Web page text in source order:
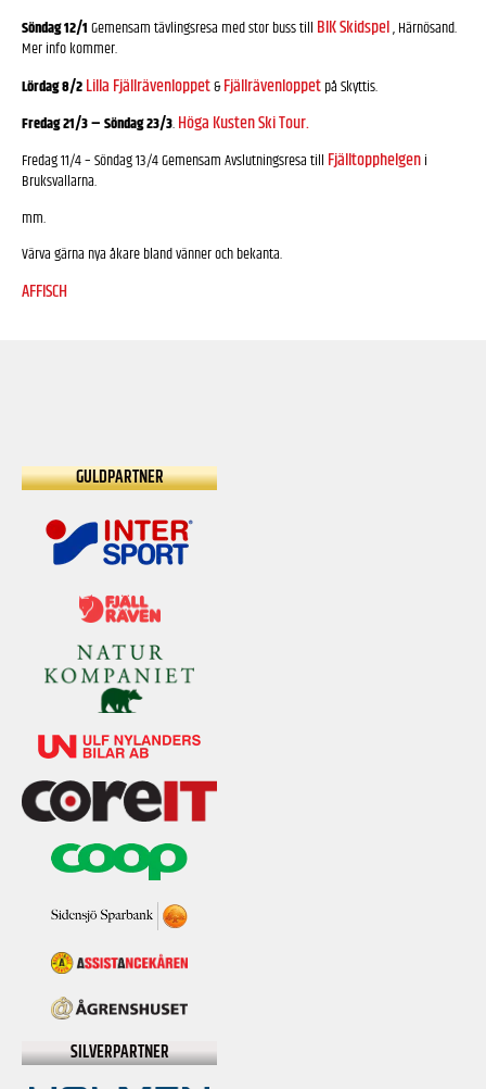
Söndag 12/1Gemensam tävlingsresa med stor buss till BIK Skidspel, Härnösand.
Mer info kommer.
Lördag 8/2Lilla Fjällrävenloppet&Fjällrävenloppetpå Skyttis.
Fredag 21/3 – Söndag 23/3.Höga Kusten Ski Tour.
Fredag 11/4 – Söndag 13/4 Gemensam Avslutningsresa till Fjälltopphelgeni
Bruksvallarna.
mm.
Värva gärna nya åkare bland vänner och bekanta.
AFFISCH
GULDPARTNER
SILVERPARTNER